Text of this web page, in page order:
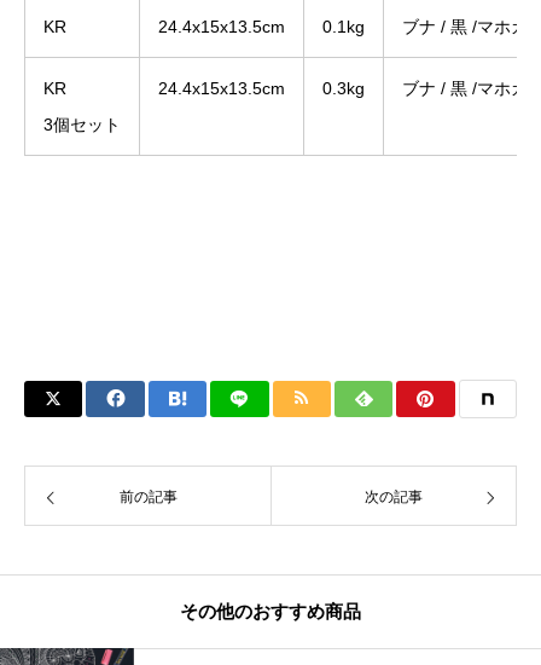
KR 24.4x15x13.5cm 0.1kg ブナ / 黒 /マホガ
KR
3個セット
24.4x15x13.5cm 0.3kg ブナ / 黒 /マホガ
前の記事 次の記事
その他のおすすめ商品